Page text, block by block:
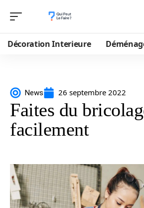
Décoration Interieure
News 26 septembre 2022
Faites du
facilement